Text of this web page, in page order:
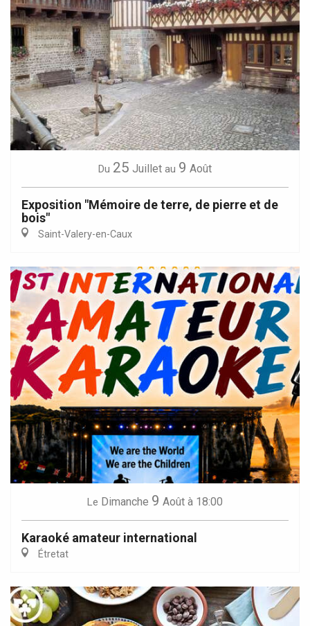
Du 25 Juillet au 9 Août
Exposition "Mémoire de terre, de pierre et de
bois"
Saint-Valery-en-Caux
Le Dimanche 9 Août à 18:00
Karaoké amateur international
Étretat